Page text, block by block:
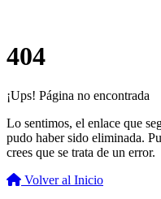
404
¡Ups! Página no encontrada
Lo sentimos, el enlace que
pudo haber sido eliminada.
crees que se trata de un error.
Volver al Inicio